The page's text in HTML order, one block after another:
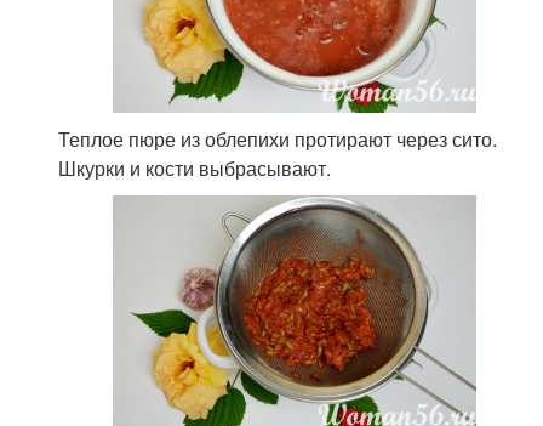
Теплое пюре из облепихи протирают через сито.
Шкурки и кости выбрасывают.